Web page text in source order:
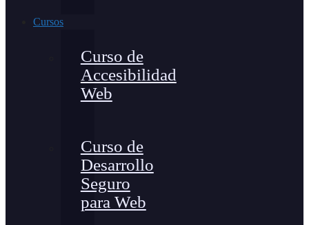
Cursos
Curso de
Accesibilidad
Web
Curso de
Desarrollo
Seguro
para Web